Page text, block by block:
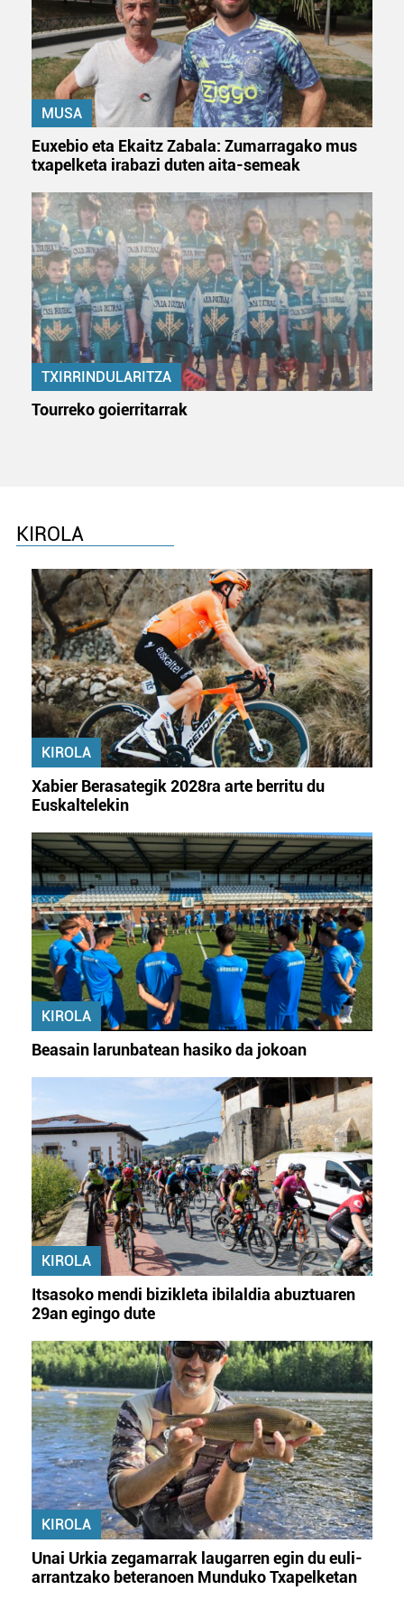
MUSA
Euxebio eta Ekaitz Zabala: Zumarragako mus
txapelketa irabazi duten aita-semeak
TXIRRINDULARITZA
Tourreko goierritarrak
KIROLA
KIROLA
Xabier Berasategik 2028ra arte berritu du
Euskaltelekin
KIROLA
Beasain larunbatean hasiko da jokoan
KIROLA
Itsasoko mendi bizikleta ibilaldia abuztuaren
29an egingo dute
KIROLA
Unai Urkia zegamarrak laugarren egin du euli-
arrantzako beteranoen Munduko Txapelketan